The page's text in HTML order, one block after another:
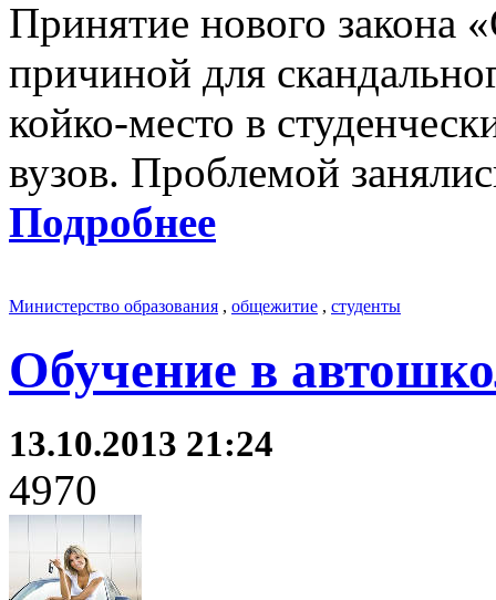
Принятие нового закона
причиной для
койко-место в
вузов. Проблемой
Подробнее
Министерство образования , общежитие , студенты
Обучение в
13.10.2013 21:24
4970